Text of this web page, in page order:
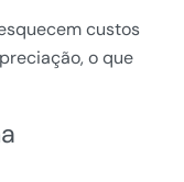
custos
o que